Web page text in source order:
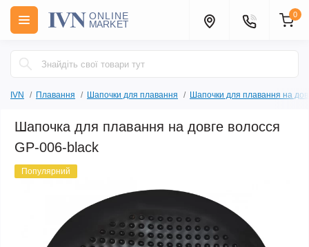
0
IVN Плавання Шапочки для плавання Шапочки для плавання на
Шапочка для плавання на довге волосся
GP-006-black
Популярний